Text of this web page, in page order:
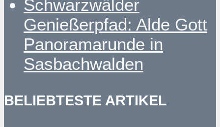
Schwarzwälder
Genießerpfad: Alde Gott
Panoramarunde in
Sasbachwalden
BELIEBTESTE ARTIKEL